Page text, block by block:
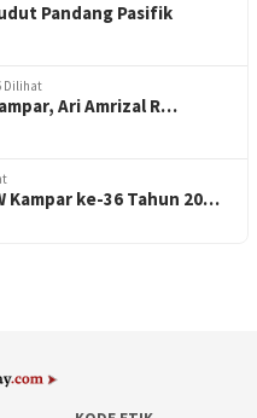
Pandang Pasifik
Dilihat
Ari Amrizal R…
Kampar ke-36 Tahun 20…